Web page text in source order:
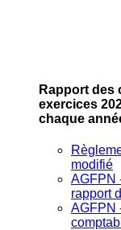
Rapport des
exercices
chaque
modifié
AGFPN
rapport
AGFPN